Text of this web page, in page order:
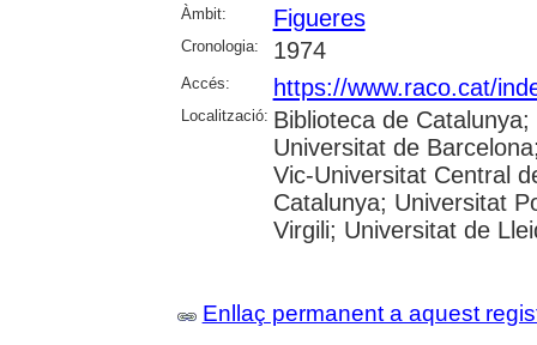
Àmbit: Figueres
Cronologia: 1974
Accés: https://www.raco.cat/
Localització: Biblioteca de
Universitat de
Vic-Universitat Central
Catalunya; Universitat
Virgili; Universitat de
Enllaç permanent a aquest